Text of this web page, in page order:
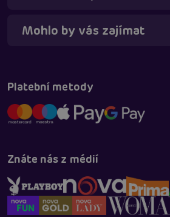
Mohlo by vás zajímat
Platební metody
Znáte nás z médií
Táňa - virtuální asistentka